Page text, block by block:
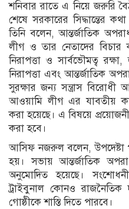
শনিবার রাতে এ নিয়ে জরুরি
শেষে সরকারের সিদ্ধান্তের
তিনি বলেন, আন্তর্জাতিক
লীগ ও তার নেতাদের বিচার
নিরাপত্তা ও সার্বভৌমত্ব
নিরাপত্তা এবং আন্তর্জাতিক
সুরক্ষার জন্য সন্ত্রাস
আওয়ামি লীগ এর যাবতীয়
করা হয়েছে। এ বিষয়ে
করা হবে।
আসিফ নজরুল বলেন, উপদেষ্টা
হয়। সভায় আন্তর্জাতিক
অনুমোদিত হয়েছে।
ট্রাইবুনাল কোনও
গোষ্ঠীকে শাস্তি দিতে পারবে।